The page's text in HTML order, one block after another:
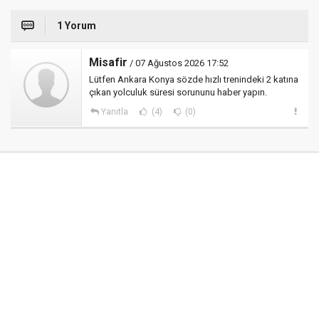
1 Yorum
Misafir / 07 Ağustos 2026 17:52
Lütfen Ankara Konya sözde hızlı trenindeki 2 katına
çıkan yolculuk süresi sorununu haber yapın.
Yanıtla (4) (0)